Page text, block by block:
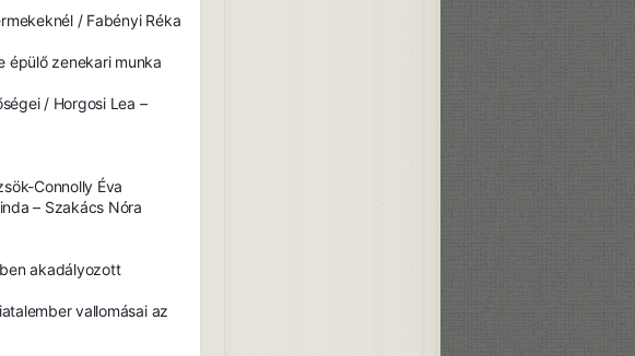
/ Fabényi Réka
épülő zenekari munka
/ Horgosi Lea –
Connolly Éva
– Szakács Nóra
akadályozott
vallomásai az